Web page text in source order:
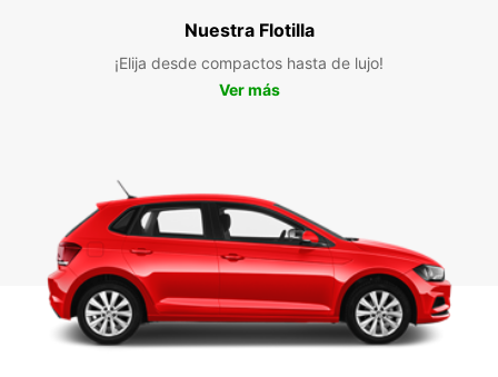
Nuestra Flotilla
¡Elija desde compactos hasta de lujo!
Ver más